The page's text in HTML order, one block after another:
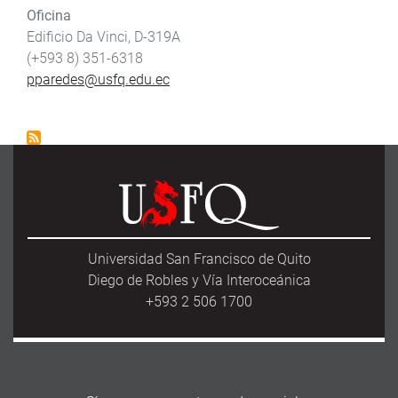
Oficina
Edificio Da Vinci, D-319A
(+593 8) 351-6318
pparedes@usfq.edu.ec
Universidad San Francisco de Quito
Diego de Robles y Vía Interoceánica
+593 2 506 1700